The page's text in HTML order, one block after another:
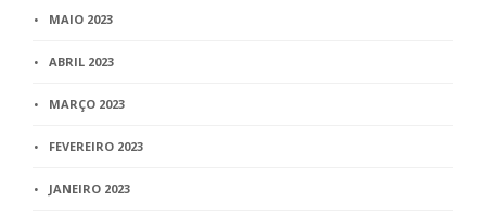
MAIO 2023
ABRIL 2023
MARÇO 2023
FEVEREIRO 2023
JANEIRO 2023